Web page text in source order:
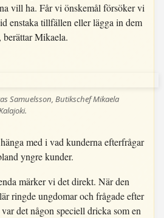
vill ha. Får vi önskemål försöker vi
enstaka tillfällen eller lägga in dem
berättar Mikaela.
Samuelsson, Butikschef Mikaela
med i vad kunderna efterfrågar
yngre kunder.
märker vi det direkt. När den
ringde ungdomar och frågade efter
det någon speciell dricka som en